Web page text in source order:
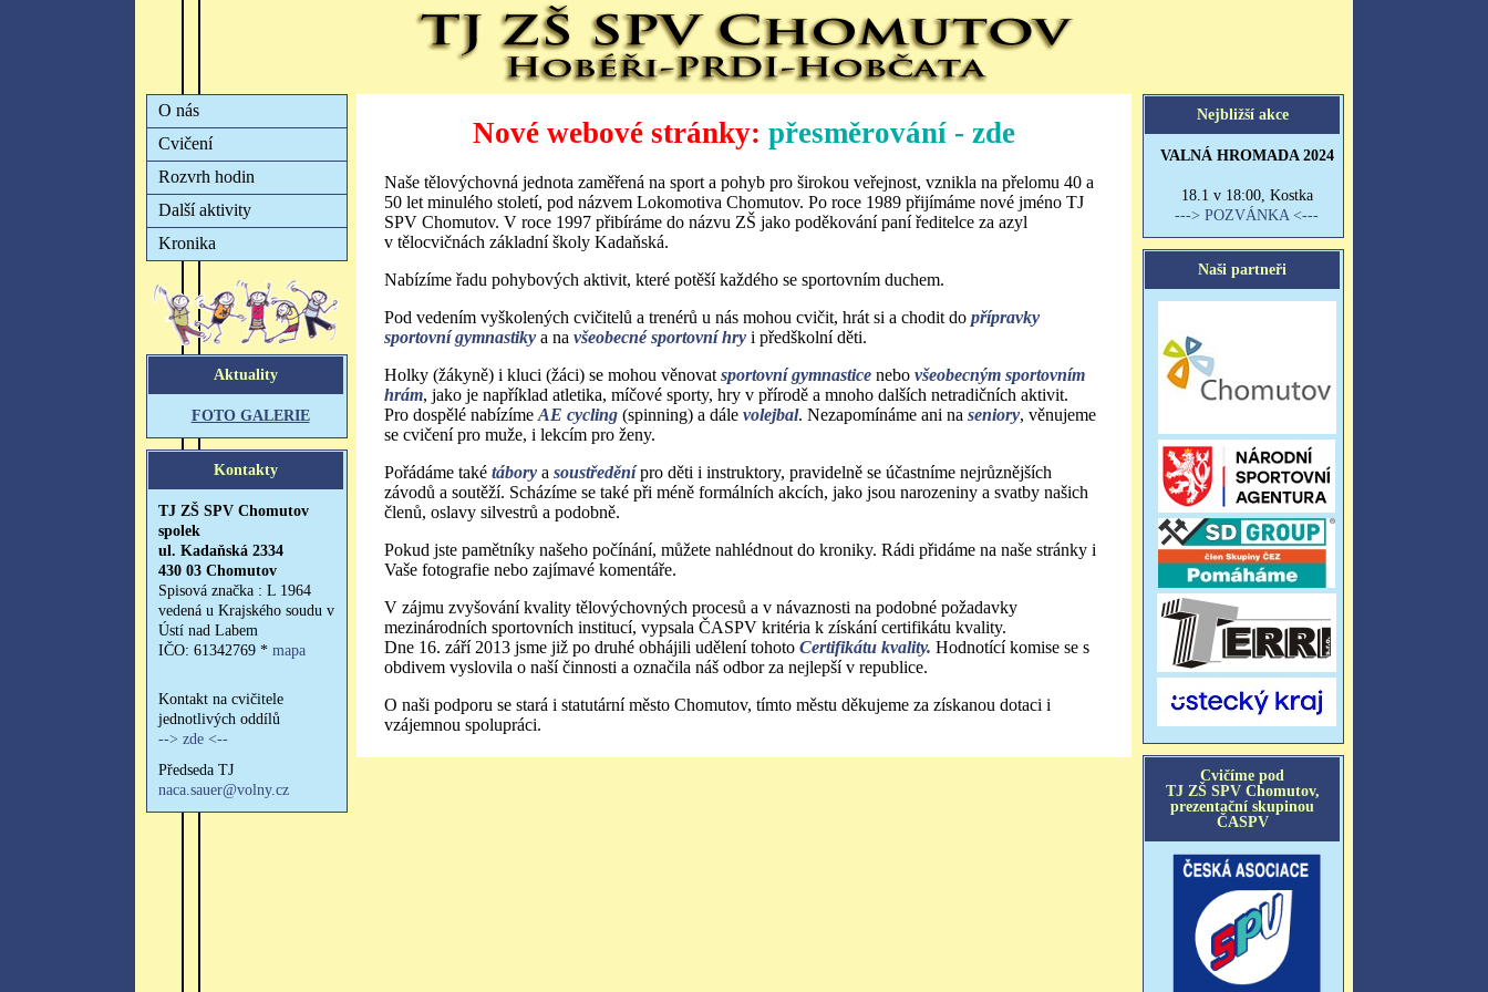
Nové webové stránky: přesměrování - zde
Naše tělovýchovná jednota zaměřená na sport a pohyb pro širokou veřejnost, vznikla na přelomu 40 a
50 let minulého století, pod názvem Lokomotiva Chomutov. Po roce 1989 přijímáme nové jméno TJ
SPV Chomutov. V roce 1997 přibíráme do názvu ZŠ jako poděkování paní ředitelce za azyl
v tělocvičnách základní školy Kadaňská.
Nabízíme řadu pohybových aktivit, které potěší každého se sportovním duchem.
Pod vedením vyškolených cvičitelů a trenérů u nás mohou cvičit, hrát si a chodit do přípravky
sportovní gymnastiky a na všeobecné sportovní hry i předškolní děti.
Holky (žákyně) i kluci (žáci) se mohou věnovat sportovní gymnastice nebo všeobecným sportovním
hrám, jako je například atletika, míčové sporty, hry v přírodě a mnoho dalších netradičních aktivit.
Pro dospělé nabízíme AE cycling (spinning) a dále volejbal. Nezapomínáme ani na seniory, věnujeme
se cvičení pro muže, i lekcím pro ženy.
Pořádáme také tábory a soustředěnípro děti i instruktory, pravidelně se účastníme nejrůznějších
závodů a soutěží. Scházíme se také při méně formálních akcích, jako jsou narozeniny a svatby našich
členů, oslavy silvestrů a podobně.
Pokud jste pamětníky našeho počínání, můžete nahlédnout do kroniky. Rádi přidáme na naše stránky i
Vaše fotografie nebo zajímavé komentáře.
V zájmu zvyšování kvality tělovýchovných procesů a v návaznosti na podobné požadavky
mezinárodních sportovních institucí, vypsala ČASPV kritéria k získání certifikátu kvality.
Dne 16. září 2013 jsme již po druhé obhájili udělení tohoto Certifikátu kvality. Hodnotící komise se s
obdivem vyslovila o naší činnosti a označila náš odbor za nejlepší v republice.
O naši podporu se stará i statutární město Chomutov, tímto městu děkujeme za získanou dotaci i
vzájemnou spolupráci.